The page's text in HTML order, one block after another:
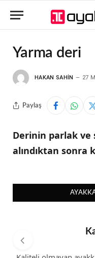
Yarma deri
HAKAN SAHIN 27
Paylaş
Derinin parlak ve
alındıktan sonra